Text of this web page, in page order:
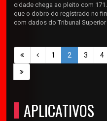
cidade chega ao pleito com
que o dobro do registrado no
com dados do Tribunal Superior
1 2 3 4
APLICATIVOS